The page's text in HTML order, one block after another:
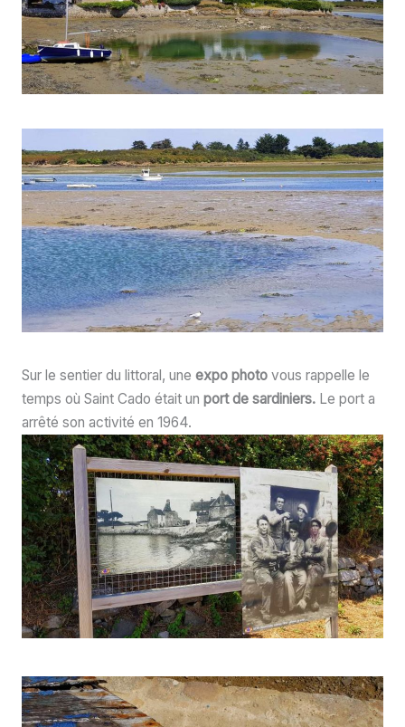
Sur le sentier du littoral, une expo photovous rappelle le
temps où Saint Cado était un port de sardiniers. Le port a
arrêté son activité en 1964.